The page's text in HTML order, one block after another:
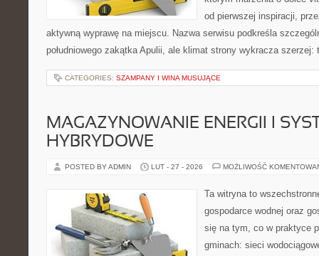
od pierwszej inspiracji,
aktywną wyprawę na miejscu. Nazwa serwisu podkreśla
południowego zakątka Apulii, ale klimat strony wykracza
CATEGORIES: SZAMPANY I WINA MUSUJĄCE
MAGAZYNOWANIE ENERGII I
HYBRYDOWE
POSTED BY ADMIN LUT - 27 - 2026 MOŻLIWOŚĆ
Ta witryna to
gospodarce wodnej oraz
się na tym, co w praktyce
gminach: sieci